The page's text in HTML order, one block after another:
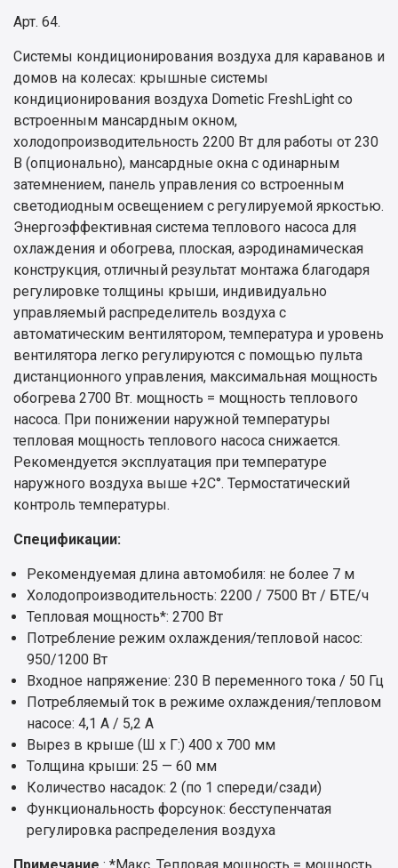
Арт. 64.
Системы кондиционирования воздуха для караванов и
домов на колесах: крышные системы
кондиционирования воздуха Dometic FreshLight со
встроенным мансардным окном,
холодопроизводительность 2200 Вт для работы от 230
В (опционально), мансардные окна с одинарным
затемнением, панель управления со встроенным
светодиодным освещением с регулируемой яркостью.
Энергоэффективная система теплового насоса для
охлаждения и обогрева, плоская, аэродинамическая
конструкция, отличный результат монтажа благодаря
регулировке толщины крыши, индивидуально
управляемый распределитель воздуха с
автоматическим вентилятором, температура и уровень
вентилятора легко регулируются с помощью пульта
дистанционного управления, максимальная мощность
обогрева 2700 Вт. мощность = мощность теплового
насоса. При понижении наружной температуры
тепловая мощность теплового насоса снижается.
Рекомендуется эксплуатация при температуре
наружного воздуха выше +2С°. Термостатический
контроль температуры.
Спецификации:
Рекомендуемая длина автомобиля: не более 7 м
Холодопроизводительность: 2200 / 7500 Вт / БТЕ/ч
Тепловая мощность*: 2700 Вт
Потребление режим охлаждения/тепловой насос:
950/1200 Вт
Входное напряжение: 230 В переменного тока / 50 Гц
Потребляемый ток в режиме охлаждения/тепловом
насосе: 4,1 А / 5,2 А
Вырез в крыше (Ш x Г:) 400 x 700 мм
Толщина крыши: 25 — 60 мм
Количество насадок: 2 (по 1 спереди/сзади)
Функциональность форсунок: бесступенчатая
регулировка распределения воздуха